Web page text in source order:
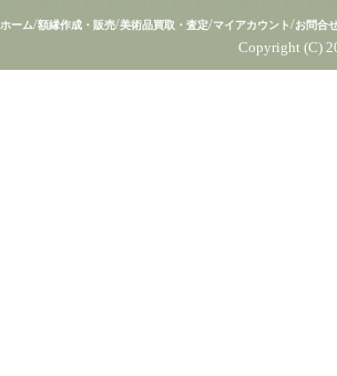
ホーム/額縁作成・販売/美術品買取・査定/マイアカウント/お問合
Copyright (C)